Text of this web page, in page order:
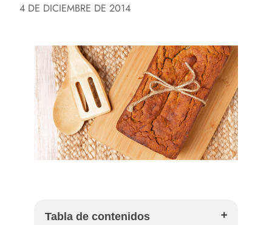
4 DE DICIEMBRE DE 2014
Tabla de contenidos